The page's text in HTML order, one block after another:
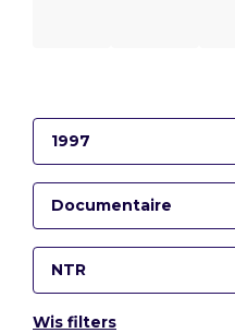
1997
Documentaire
NTR
Wis filters